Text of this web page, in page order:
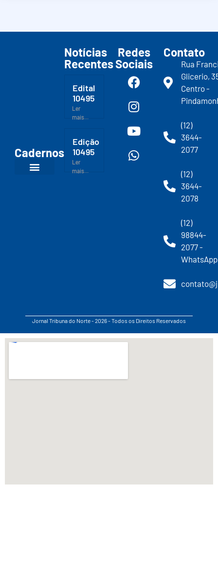
Cadernos
Notícias
Recentes
Edital
10495
Ler
mais...
Edição
10495
Ler
mais...
Redes
Sociais
Contato
Rua
Glicerio,
Centro -
(12)
3644-
2077
(12)
3644-
2078
(12)
98844-
2077 -
WhatsApp
Jornal Tribuna do Norte - 2026 - Todos os Direitos Reservados